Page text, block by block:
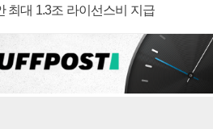
최대 1.3조 라이선스비 지급